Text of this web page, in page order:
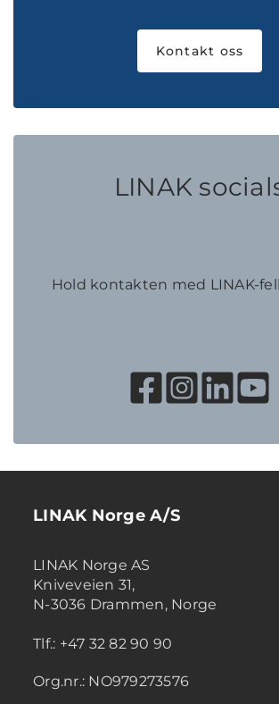
Kontakt oss
LINAK
Hold kontakten med LINAK-
LINAK Norge A/S
LINAK Norge AS
Kniveveien 31,
N-3036 Drammen, Norge
Tlf.: +47 32 82 90 90
Org.nr.: NO979273576